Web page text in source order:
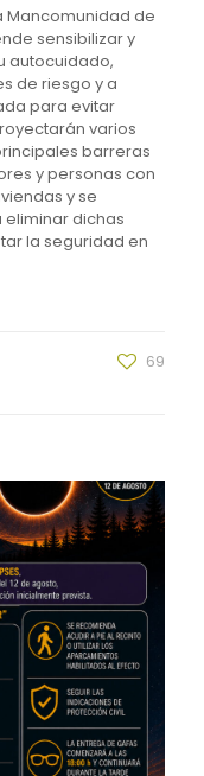
Mancomunidad de
sensibilizar y
autocuidado,
de riesgo y a
para evitar
varios
barreras
y personas con
y se
dichas
la seguridad en
69